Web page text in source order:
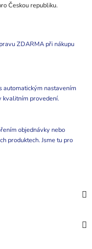
Českou republiku.
ZDARMA při nákupu
automatickým nastavením
kvalitním provedení.
objednávky nebo
produktech. Jsme tu pro